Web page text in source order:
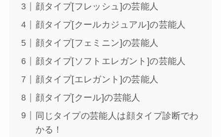
顔タイプ[フレッシュ]の芸能人
顔タイプ[クールカジュアル]の芸能人
顔タイプ[フェミニン]の芸能人
顔タイプ[ソフトエレガント]の芸能人
顔タイプ[エレガント]の芸能人
顔タイプ[クール]の芸能人
同じタイプの芸能人は顔タイプ診断でわ
かる！